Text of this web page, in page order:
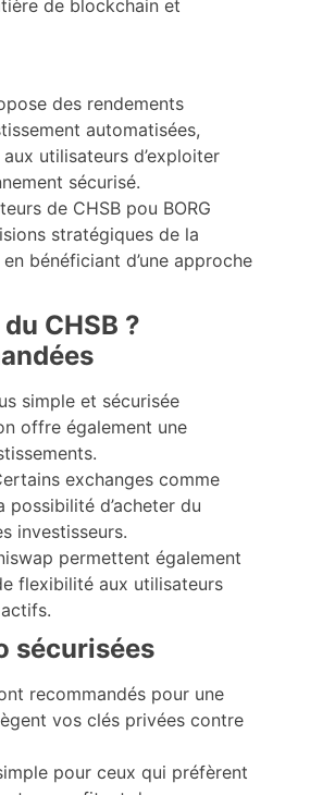
de blockchain et
des rendements
automatisées,
utilisateurs d’exploiter
sécurisé.
de CHSB pou BORG
stratégiques de la
bénéficiant d’une approche
CHSB ?
simple et sécurisée
offre également une
exchanges comme
d’acheter du
investisseurs.
permettent également
flexibilité aux utilisateurs
sécurisées
recommandés pour une
vos clés privées contre
pour ceux qui préfèrent